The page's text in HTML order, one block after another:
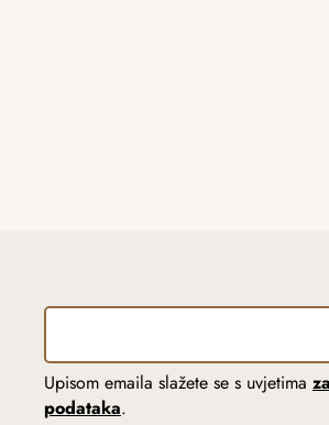
Upisom emaila slažete se s uvjetima
podataka.